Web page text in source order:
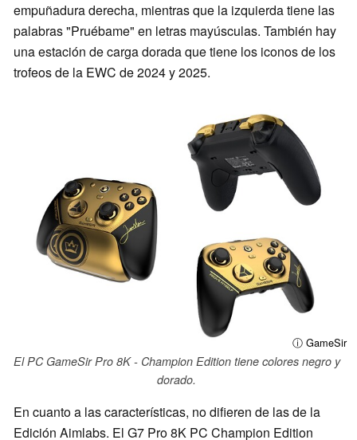
empuñadura derecha, mientras que la izquierda tiene las
palabras "Pruébame" en letras mayúsculas. También hay
una estación de carga dorada que tiene los iconos de los
trofeos de la EWC de 2024 y 2025.
ⓘ GameSir
El PC GameSir Pro 8K - Champion Edition tiene colores negro y
dorado.
En cuanto a las características, no difieren de las de la
Edición Aimlabs. El G7 Pro 8K PC Champion Edition